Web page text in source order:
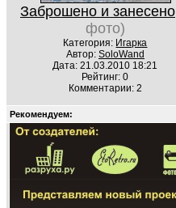
Заброшено и занесено
фото)
Категория: Игарка
Автор: SoloWand
Дата: 21.03.2010 18:21
Рейтинг: 0
Комментарии: 2
Рекомендуем: